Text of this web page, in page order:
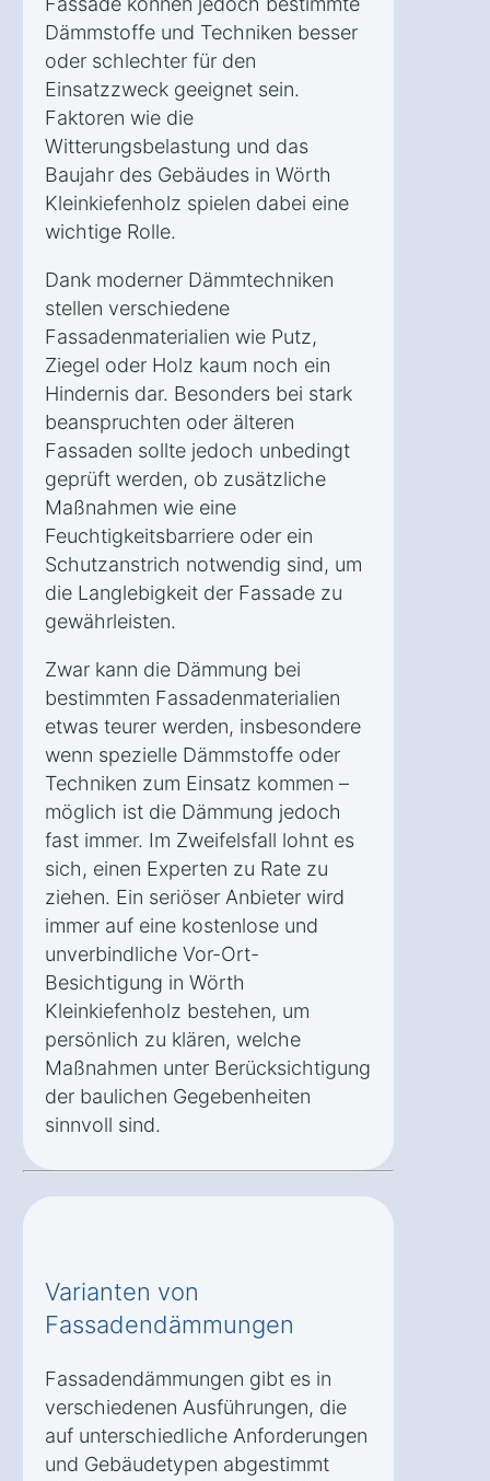
Dämmstoffe und Techniken besser
oder schlechter für den
Einsatzzweck geeignet sein.
Faktoren wie die
Witterungsbelastung und das
Baujahr des Gebäudes in Wörth
Kleinkiefenholz spielen dabei eine
wichtige Rolle.
Dank moderner Dämmtechniken
stellen verschiedene
Fassadenmaterialien wie Putz,
Ziegel oder Holz kaum noch ein
Hindernis dar. Besonders bei stark
beanspruchten oder älteren
Fassaden sollte jedoch unbedingt
geprüft werden, ob zusätzliche
Maßnahmen wie eine
Feuchtigkeitsbarriere oder ein
Schutzanstrich notwendig sind, um
die Langlebigkeit der Fassade zu
gewährleisten.
Zwar kann die Dämmung bei
bestimmten Fassadenmaterialien
etwas teurer werden, insbesondere
wenn spezielle Dämmstoffe oder
Techniken zum Einsatz kommen –
möglich ist die Dämmung jedoch
fast immer. Im Zweifelsfall lohnt es
sich, einen Experten zu Rate zu
ziehen. Ein seriöser Anbieter wird
immer auf eine kostenlose und
unverbindliche Vor-Ort-
Besichtigung in Wörth
Kleinkiefenholz bestehen, um
persönlich zu klären, welche
Maßnahmen unter Berücksichtigung
der baulichen Gegebenheiten
sinnvoll sind.
Varianten von
Fassadendämmungen
Fassadendämmungen gibt es in
verschiedenen Ausführungen, die
auf unterschiedliche Anforderungen
und Gebäudetypen abgestimmt